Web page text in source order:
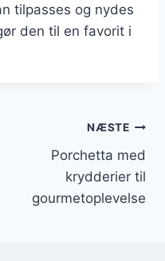
tilpasses og nydes
den til en favorit i
NÆSTE
Porchetta med
krydderier til
gourmetoplevelse